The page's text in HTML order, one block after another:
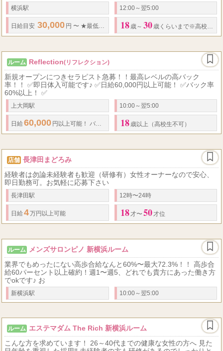
横浜駅 12:00～翌5:00
日給 目安 30,000 円 〜 ★最低保証 ★ 歩合率 50 % ～80%★完
18 歳～ 30 歳くらいまで※高校生不可
ルーム Reflection(リフレクション)
新規オープンにつきセラピスト急募！！最高レベルの高バック
率！！ ✅即日体入可能です♪ ✅日給60,000円以上可能！ ✅バック率
60%以上！ ✅
上大岡駅 10:00～翌5:00
日給 60,000 円以上可能！ バック率 60 %以上！ 全額日払い！
18 歳以上（高校生不可）
店舗 長津田まどろみ
経験者は勿論未経験者も歓迎（研修有）女性オーナーなので安心、
即日勤務可。お気軽に応募下さい
長津田駅 12時〜24時
日給 4万円以上可能 18才〜 50才位
ルーム
メンズサロンピノ 新横浜ルーム
業界でもめったにない高歩合給なんと60%〜最大72.3%！！ 高歩合
給60パーセント以上確約！週1〜週5、どれでも貴方にあった働き方
でokです♪ お
新横浜駅 10:00～翌5:00
ルーム エステマダム The Rich 新横浜ルーム
こんな方を求めています！ 26～40代までの健康な女性の方へ 見た